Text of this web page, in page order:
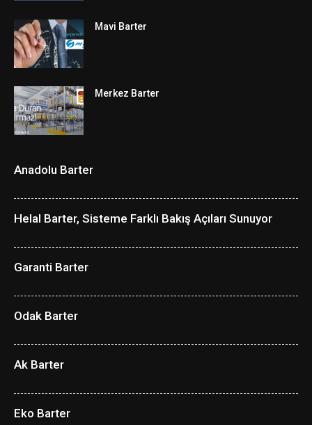
Mavi Barter
Merkez Barter
Anadolu Barter
Helal Barter, Sisteme Farklı Bakış Açıları Sunuyor
Garanti Barter
Odak Barter
Ak Barter
Eko Barter